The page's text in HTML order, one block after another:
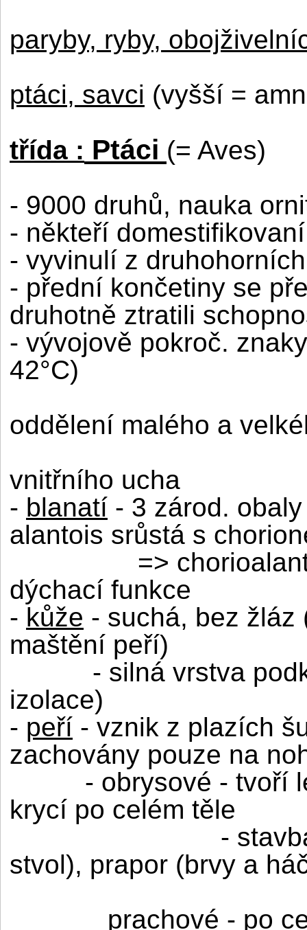
paryby, ryby,
ptáci, savci (vyšší =
třída : Ptáci (= Aves)
- 9000 druhů, nauka
- někteří domestifikovaní
- vyvinulí z
- přední končetiny se
druhotně ztratili
- vývojově pokroč.
42°C)
oddělení malého a
vnitřního ucha
- blanatí - 3 zárod.
alantois srůstá s
=>
dýchací funkce
- kůže - suchá, bez žláz
maštění peří)
- silná vrstva
izolace)
- peří - vznik z plazích
zachovány pouze na
- obrysové - tvoří
krycí po celém těle
-
stvol), prapor (brvy a
prachové - po